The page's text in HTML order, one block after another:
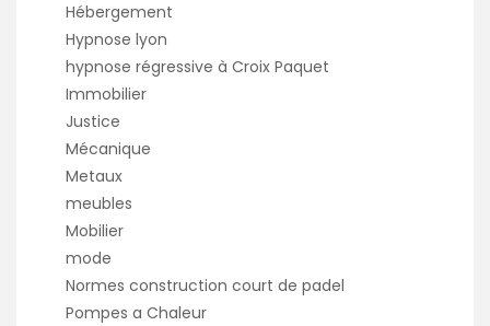
Hébergement
Hypnose lyon
hypnose régressive à Croix Paquet
Immobilier
Justice
Mécanique
Metaux
meubles
Mobilier
mode
Normes construction court de padel
Pompes a Chaleur